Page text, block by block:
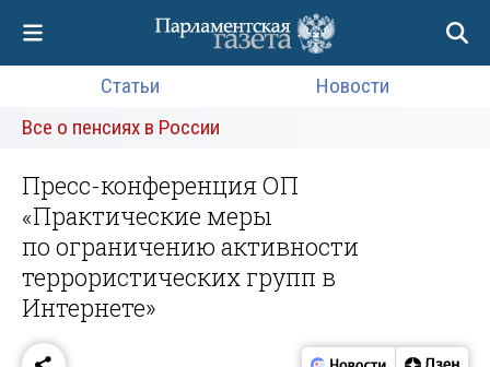
Статьи
Новости
Все о пенсиях в России
Пресс-конференция ОП
«Практические меры
по ограничению активности
террористических групп в
Интернете»